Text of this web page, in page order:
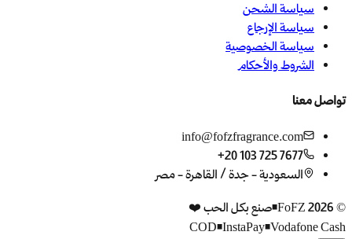
سياسة الشحن
سياسة الإرجاع
سياسة الخصوصية
الشروط والأحكام
تواصل معنا
info@fofzfragrance.com
+20 103 725 7677
السعودية - جدة / القاهرة - مصر
©
2026
•صنع بكل الحب❤️
COD•InstaPay•Vodafone Cash